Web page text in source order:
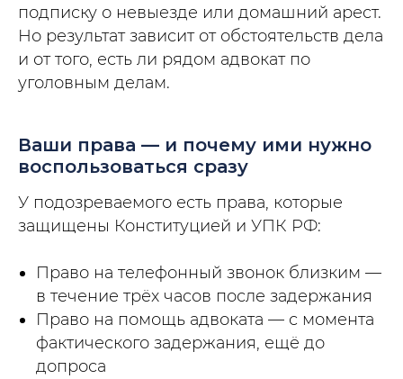
подписку о невыезде или домашний арест.
Но результат зависит от обстоятельств дела
и от того, есть ли рядом адвокат по
уголовным делам.
Ваши права — и почему ими нужно
воспользоваться сразу
У подозреваемого есть права, которые
защищены Конституцией и УПК РФ:
Право на телефонный звонок близким —
в течение трёх часов после задержания
Право на помощь адвоката — с момента
фактического задержания, ещё до
допроса